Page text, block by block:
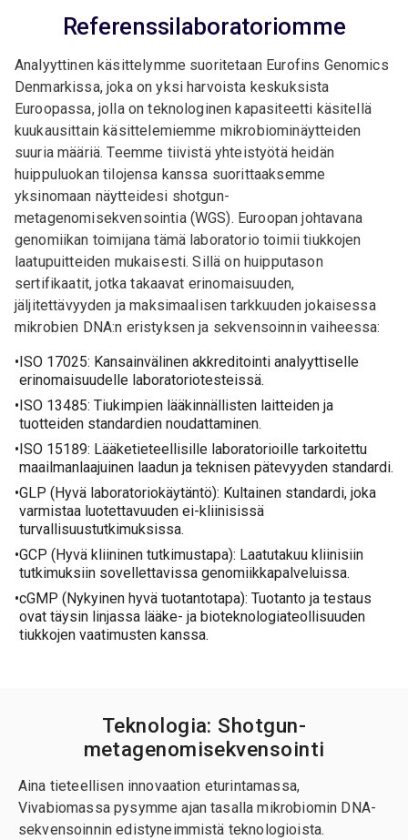
Referenssilaboratoriomme
Analyyttinen käsittelymme suoritetaan Eurofins Genomics
Denmarkissa, joka on yksi harvoista keskuksista
Euroopassa, jolla on teknologinen kapasiteetti käsitellä
kuukausittain käsittelemiemme mikrobiominäytteiden
suuria määriä. Teemme tiivistä yhteistyötä heidän
huippuluokan tilojensa kanssa suorittaaksemme
yksinomaan näytteidesi shotgun-
metagenomisekvensointia (WGS). Euroopan johtavana
genomiikan toimijana tämä laboratorio toimii tiukkojen
laatupuitteiden mukaisesti. Sillä on huipputason
sertifikaatit, jotka takaavat erinomaisuuden,
jäljitettävyyden ja maksimaalisen tarkkuuden jokaisessa
mikrobien DNA:n eristyksen ja sekvensoinnin vaiheessa:
ISO 17025: Kansainvälinen akkreditointi analyyttiselle
erinomaisuudelle laboratoriotesteissä.
ISO 13485: Tiukimpien lääkinnällisten laitteiden ja
tuotteiden standardien noudattaminen.
ISO 15189: Lääketieteellisille laboratorioille tarkoitettu
maailmanlaajuinen laadun ja teknisen pätevyyden standardi.
GLP (Hyvä laboratoriokäytäntö): Kultainen standardi, joka
varmistaa luotettavuuden ei-kliinisissä
turvallisuustutkimuksissa.
GCP (Hyvä kliininen tutkimustapa): Laatutakuu kliinisiin
tutkimuksiin sovellettavissa genomiikkapalveluissa.
cGMP (Nykyinen hyvä tuotantotapa): Tuotanto ja testaus
ovat täysin linjassa lääke- ja bioteknologiateollisuuden
tiukkojen vaatimusten kanssa.
Teknologia: Shotgun-
metagenomisekvensointi
Aina tieteellisen innovaation eturintamassa,
Vivabiomassa pysymme ajan tasalla mikrobiomin DNA-
sekvensoinnin edistyneimmistä teknologioista.